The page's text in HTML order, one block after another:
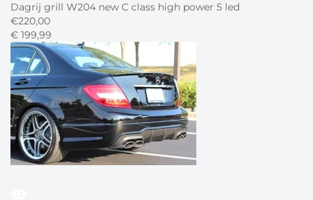
Dagrij grill W204 new C class high power 5 led
€220,00
€ 199,99